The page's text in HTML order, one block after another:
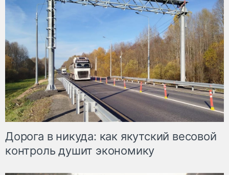
Дорога в никуда: как якутский весовой
контроль душит экономику